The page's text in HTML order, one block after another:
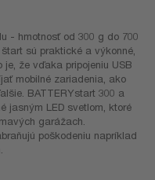
- hmotnosť od 300 g do 700
sú praktické a výkonné,
že vďaka pripojeniu USB
mobilné zariadenia, ako
BATTERYstart 300 a
jasným LED svetlom, ktoré
garážach.
poškodeniu napríklad